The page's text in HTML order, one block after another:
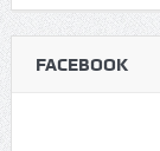
FACEBOOK